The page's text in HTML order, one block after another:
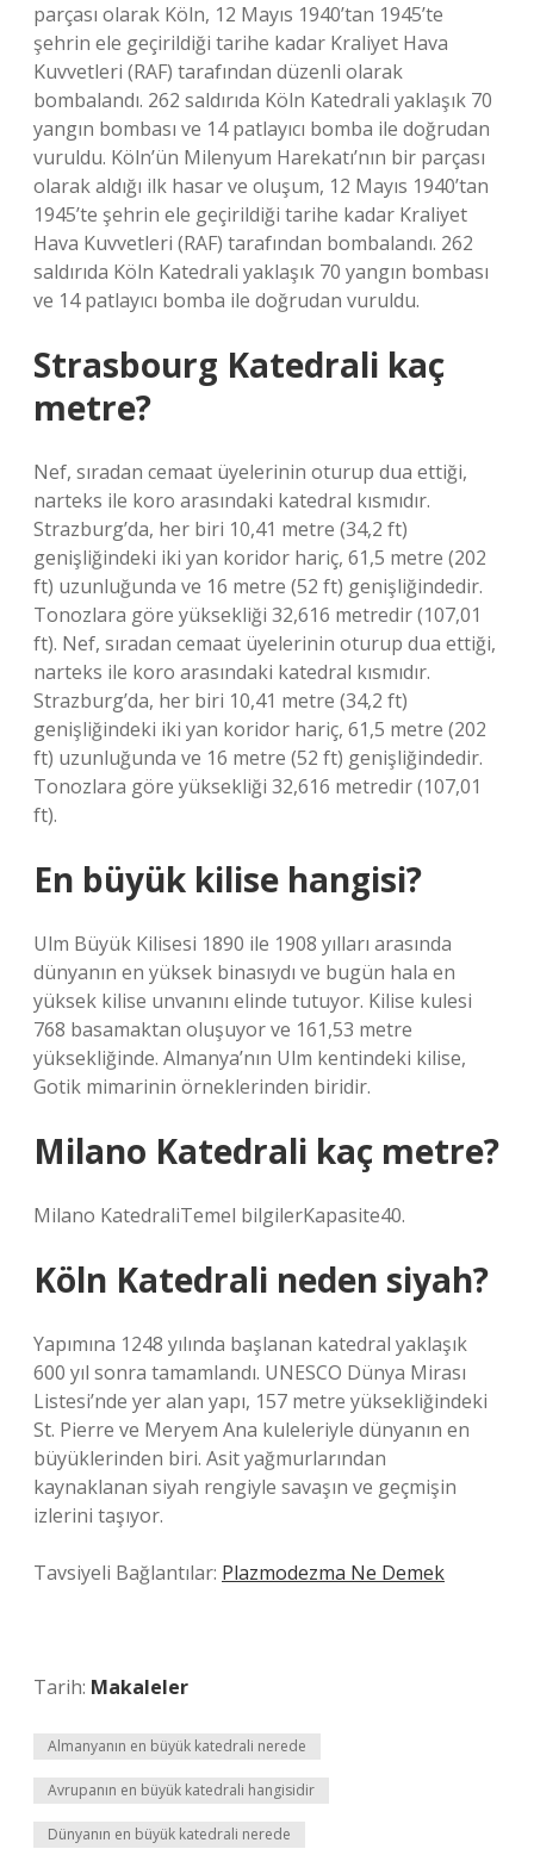
parçası olarak Köln, 12 Mayıs 1940’tan 1945’te
şehrin ele geçirildiği tarihe kadar Kraliyet Hava
Kuvvetleri (RAF) tarafından düzenli olarak
bombalandı. 262 saldırıda Köln Katedrali yaklaşık 70
yangın bombası ve 14 patlayıcı bomba ile doğrudan
vuruldu. Köln’ün Milenyum Harekatı’nın bir parçası
olarak aldığı ilk hasar ve oluşum, 12 Mayıs 1940’tan
1945’te şehrin ele geçirildiği tarihe kadar Kraliyet
Hava Kuvvetleri (RAF) tarafından bombalandı. 262
saldırıda Köln Katedrali yaklaşık 70 yangın bombası
ve 14 patlayıcı bomba ile doğrudan vuruldu.
Strasbourg Katedrali kaç
metre?
Nef, sıradan cemaat üyelerinin oturup dua ettiği,
narteks ile koro arasındaki katedral kısmıdır.
Strazburg’da, her biri 10,41 metre (34,2 ft)
genişliğindeki iki yan koridor hariç, 61,5 metre (202
ft) uzunluğunda ve 16 metre (52 ft) genişliğindedir.
Tonozlara göre yüksekliği 32,616 metredir (107,01
ft). Nef, sıradan cemaat üyelerinin oturup dua ettiği,
narteks ile koro arasındaki katedral kısmıdır.
Strazburg’da, her biri 10,41 metre (34,2 ft)
genişliğindeki iki yan koridor hariç, 61,5 metre (202
ft) uzunluğunda ve 16 metre (52 ft) genişliğindedir.
Tonozlara göre yüksekliği 32,616 metredir (107,01
ft).
En büyük kilise hangisi?
Ulm Büyük Kilisesi 1890 ile 1908 yılları arasında
dünyanın en yüksek binasıydı ve bugün hala en
yüksek kilise unvanını elinde tutuyor. Kilise kulesi
768 basamaktan oluşuyor ve 161,53 metre
yüksekliğinde. Almanya’nın Ulm kentindeki kilise,
Gotik mimarinin örneklerinden biridir.
Milano Katedrali kaç metre?
Milano KatedraliTemel bilgilerKapasite40.
Köln Katedrali neden siyah?
Yapımına 1248 yılında başlanan katedral yaklaşık
600 yıl sonra tamamlandı. UNESCO Dünya Mirası
Listesi’nde yer alan yapı, 157 metre yüksekliğindeki
St. Pierre ve Meryem Ana kuleleriyle dünyanın en
büyüklerinden biri. Asit yağmurlarından
kaynaklanan siyah rengiyle savaşın ve geçmişin
izlerini taşıyor.
Tavsiyeli Bağlantılar: Plazmodezma Ne Demek
Tarih: Makaleler
Almanyanın en büyük katedrali nerede
Avrupanın en büyük katedrali hangisidir
Dünyanın en büyük katedrali nerede